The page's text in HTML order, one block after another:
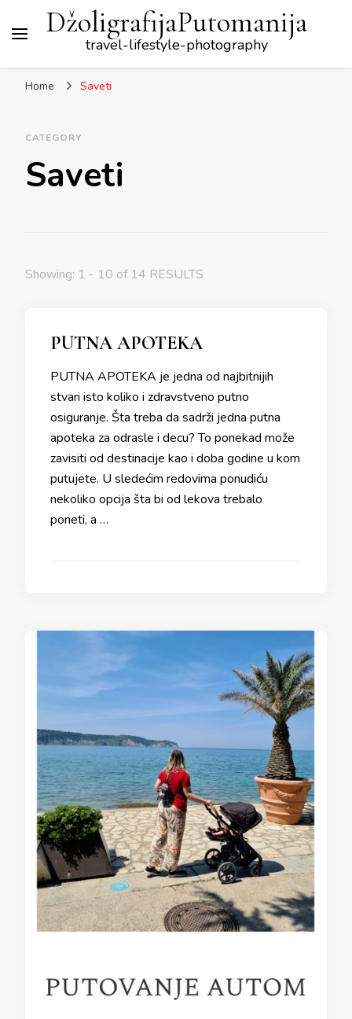
DžoligrafijaPutomanija
travel-lifestyle-photography
Home Saveti
CATEGORY
Saveti
Showing: 1 - 10 of 14 RESULTS
PUTNA APOTEKA
PUTNA APOTEKA je jedna od najbitnijih
stvari isto koliko i zdravstveno putno
osiguranje. Šta treba da sadrži jedna putna
apoteka za odrasle i decu? To ponekad može
zavisiti od destinacije kao i doba godine u kom
putujete. U sledećim redovima ponudiću
nekoliko opcija šta bi od lekova trebalo
poneti, a …